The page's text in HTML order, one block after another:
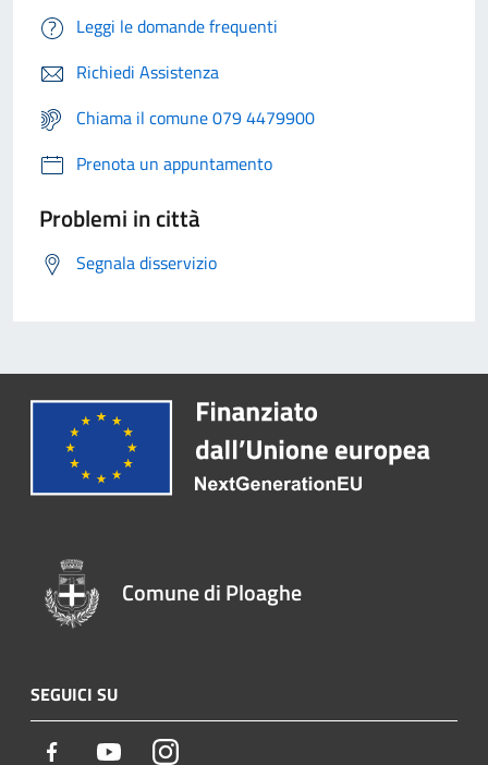
Leggi le domande frequenti
Richiedi Assistenza
Chiama il comune 079 4479900
Prenota un appuntamento
Problemi in città
Segnala disservizio
Comune di Ploaghe
SEGUICI SU
Facebook YoutubeInstagram